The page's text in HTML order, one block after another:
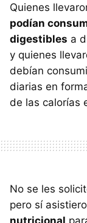
Quienes
podían
digestibles a
y quienes
debían
diarias en
de las calorías
No se les
pero sí
nutricional